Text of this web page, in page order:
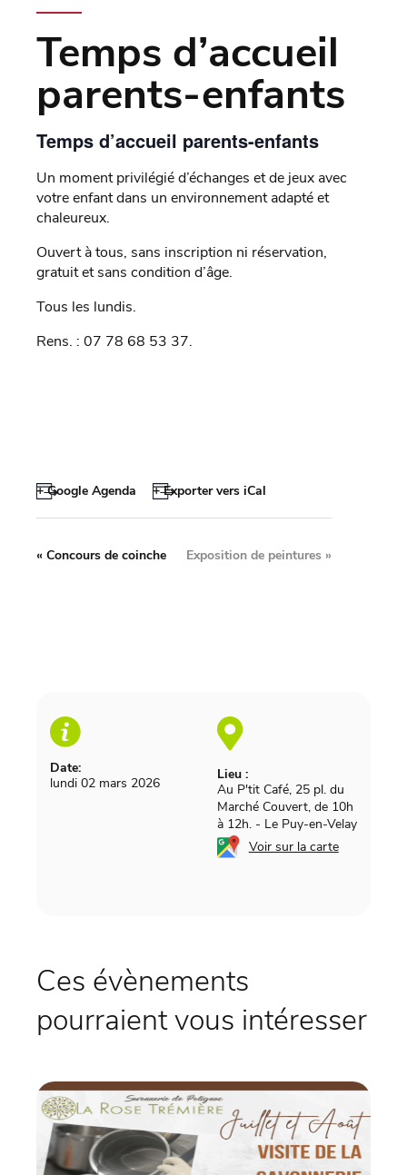
Temps d’accueil
parents-enfants
Temps d’accueil parents-enfants
Un moment privilégié d’échanges et de jeux avec
votre enfant dans un environnement adapté et
chaleureux.
Ouvert à tous, sans inscription ni réservation,
gratuit et sans condition d’âge.
Tous les lundis.
Rens. : 07 78 68 53 37.
+ Google Agenda + Exporter vers iCal
Date:
lundi 02 mars 2026
Lieu :
Au P'tit Café, 25 pl. du
Marché Couvert, de 10h
à 12h. - Le Puy-en-Velay
Voir sur la carte
« Concours de coinche Exposition de peintures »
Ces évènements
pourraient vous intéresser